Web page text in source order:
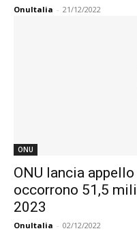
OnuItalia - 21/12/2022
ONU
ONU lancia
occorrono 51,5
2023
OnuItalia - 02/12/2022